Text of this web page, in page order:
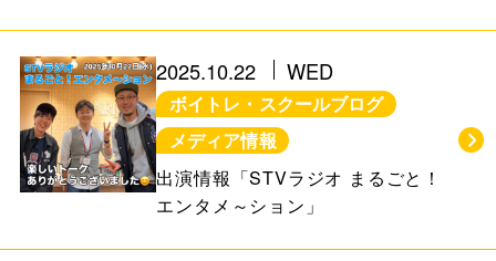
2025.10.22 WED
ボイトレ・スクールブログ
メディア情報
出演情報「STVラジオ まるごと！
エンタメ～ション」